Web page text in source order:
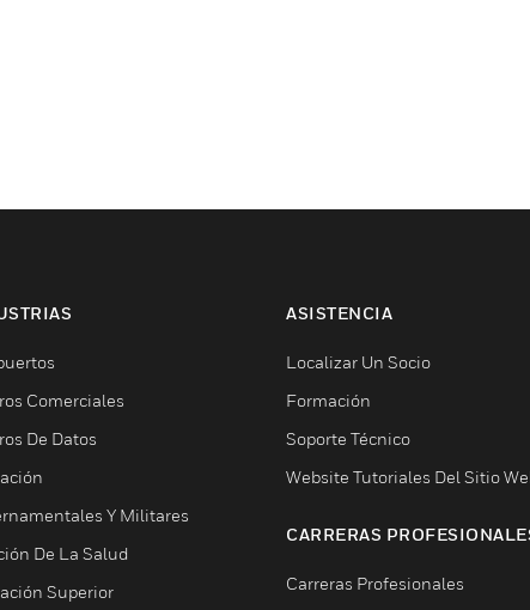
Comerciales
De Datos
Y Militares
De La Salud
Superior
ASISTENCIA
Localizar Un Socio
Formación
Soporte Técnico
Website Tutoriales Del Sitio
CARRERAS
Carreras Profesionales